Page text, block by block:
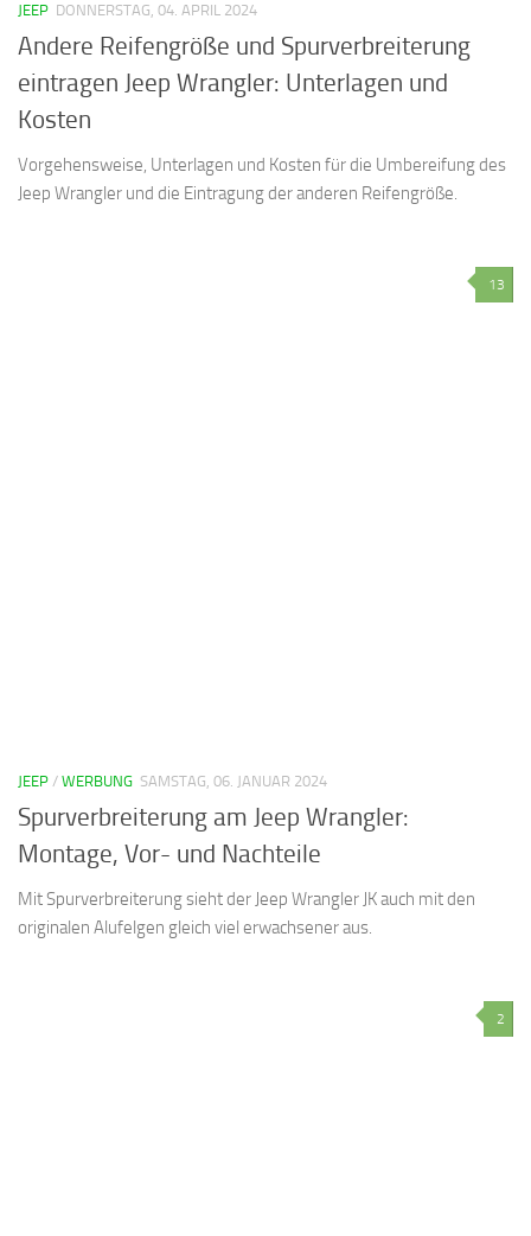
JEEP DONNERSTAG, 04. APRIL 2024
Andere Reifengröße und Spurverbreiterung
eintragen Jeep Wrangler: Unterlagen und
Kosten
Vorgehensweise, Unterlagen und Kosten für die Umbereifung des
Jeep Wrangler und die Eintragung der anderen Reifengröße.
13
JEEP / WERBUNG SAMSTAG, 06. JANUAR 2024
Spurverbreiterung am Jeep Wrangler:
Montage, Vor- und Nachteile
Mit Spurverbreiterung sieht der Jeep Wrangler JK auch mit den
originalen Alufelgen gleich viel erwachsener aus.
2